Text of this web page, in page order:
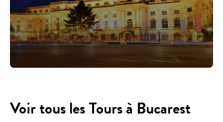
Voir tous les Tours à Bucarest